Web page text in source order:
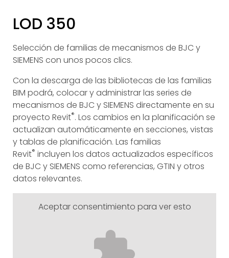
LOD 350
Selección de familias de mecanismos de BJC y
SIEMENS con unos pocos clics.
Con la descarga de las bibliotecas de las familias
BIM podrá, colocar y administrar las series de
mecanismos de BJC y SIEMENS directamente en su
proyecto Revit®. Los cambios en la planificación se
actualizan automáticamente en secciones, vistas
y tablas de planificación. Las familias
Revit® incluyen los datos actualizados específicos
de BJC y SIEMENS como referencias, GTIN y otros
datos relevantes.
Aceptar consentimiento para ver esto